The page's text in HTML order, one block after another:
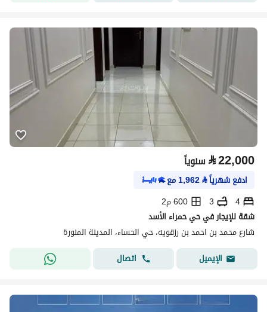
⃁22,000 سنوياً
ادفع شهرياً⃁
1,962مع
4
3
600 م2
شقة للإيجار في حي حمراء الأسد
شارع محمد بن احمد بن رزقويه، حي الحساء، المدينة المنورة
الإيميل
اتصال